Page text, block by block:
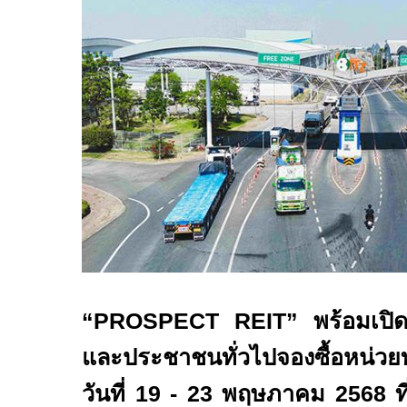
“PROSPECT REIT” พร้อมเปิ
และประชาชนทั่วไปจองซื้อหน่วย
วันที่ 19 - 23 พฤษภาคม 2568